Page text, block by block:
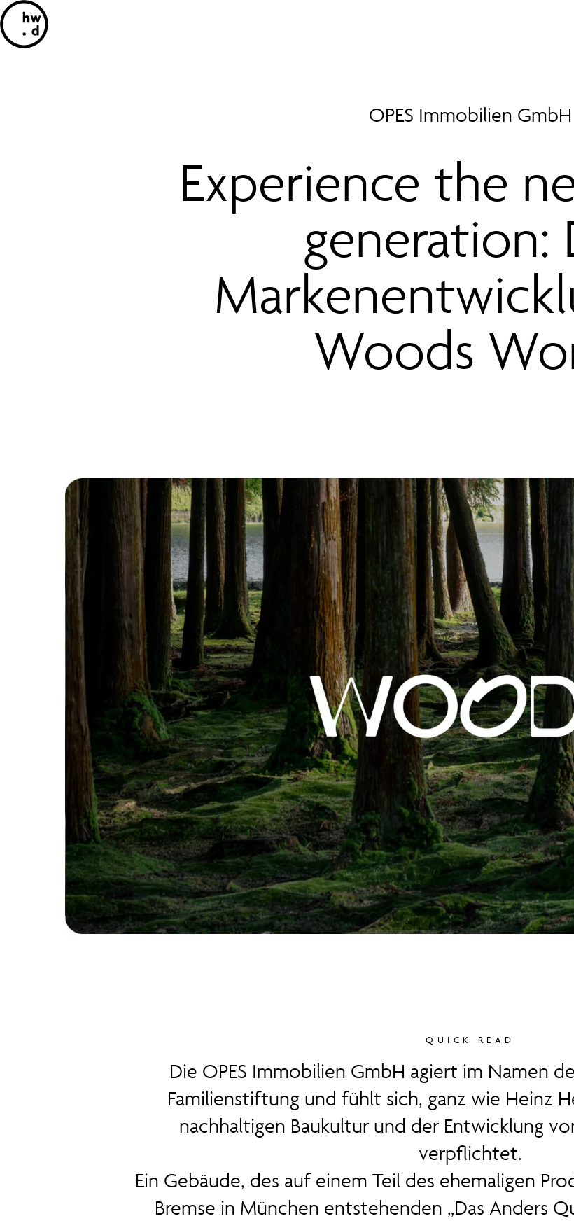
OPES Immobilien GmbH
Experience the
generation:
Woods
QUICK READ
Die OPES Immobilien GmbH agiert im Namen
Familienstiftung und fühlt sich, ganz wie Heinz
nachhaltigen Baukultur und der Entwicklung
verpflichtet.
Ein Gebäude, des auf einem Teil des ehemaligen
Bremse in München entstehenden „Das Anders